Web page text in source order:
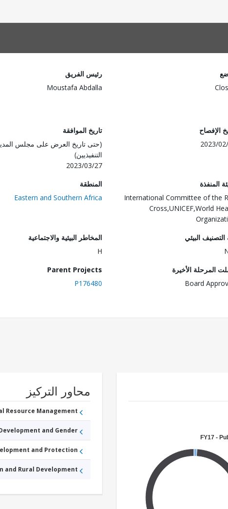
رئيس الفريق
Moustafa Abdalla
الإفصاح
2023/
تاريخ الموافقة
(حتى تاريخ العرض على مجلس
التنفيذيين)
2023/03/27
المنفذة
International Committee of the
Cross,UNICEF,World
المنطقة
Eastern and Southern Africa
التصنيف البيئي
المخاطر البيئية والاجتماعية
H
المرحلة الأخيرة
Board
Parent Projects
P176480
FY17 -
محاور التركيز
Resource Management
and Gender
and Protection
and Rural Development